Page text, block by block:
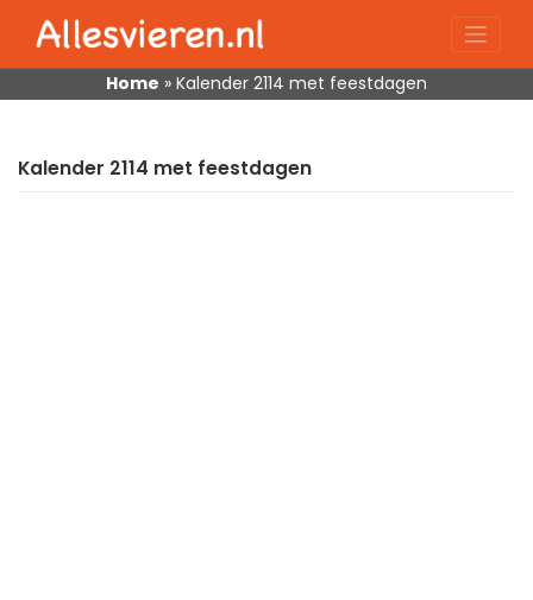
content
Home » Kalender 2114 met feestdagen
Kalender 2114 met feestdagen